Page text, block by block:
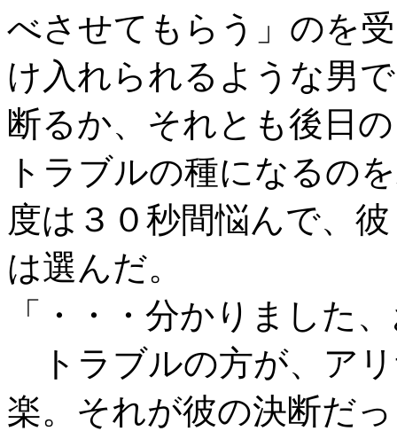
べさせてもらう」のを受
け入れられるような男
断るか、それとも後日の
トラブルの種になるの
度は３０秒間悩んで、彼
は選んだ。
「・・・分かりました
トラブルの方が、ア
楽。それが彼の決断だっ